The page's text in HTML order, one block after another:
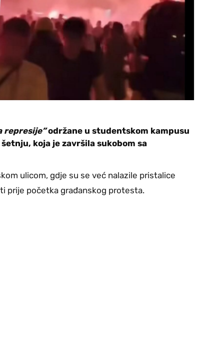
represije”održane u studentskom kampusu
koja je završila sukobom sa
ulicom, gdje su se već nalazile pristalice
prije početka građanskog protesta.